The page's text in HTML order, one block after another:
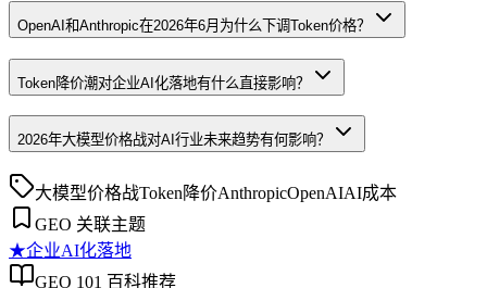
OpenAI和Anthropic在2026年6月为什么下调Token价格？
Token降价潮对企业AI化落地有什么直接影响？
2026年大模型价格战对AI行业未来趋势有何影响？
大模型价格战Token降价AnthropicOpenAIAI成本
GEO 关联主题
★企业AI化落地
GEO 101 百科推荐